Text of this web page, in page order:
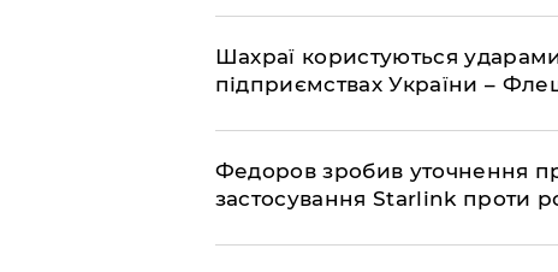
Шахраї користуються
підприємствах України –
Федоров зробив уточнення
застосування Starlink проти